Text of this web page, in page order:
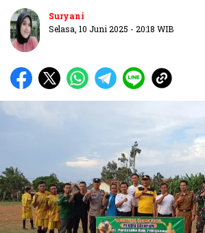
Suryani
Selasa, 10 Juni 2025 - 20:18 WIB